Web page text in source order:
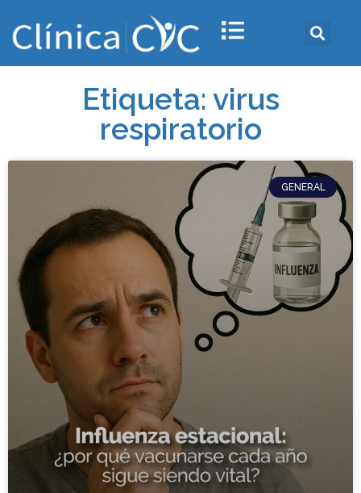
Etiqueta: virus
respiratorio
GENERAL